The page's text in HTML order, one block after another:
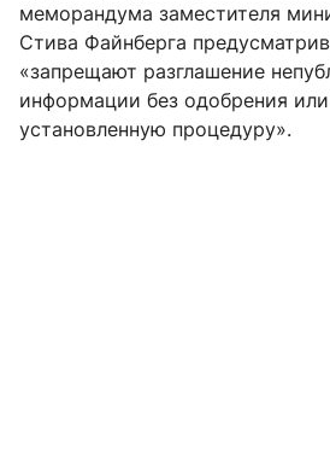
меморандума заместителя
Стива Файнберга
«запрещают разглашение
информации без одобрения
установленную процедуру».